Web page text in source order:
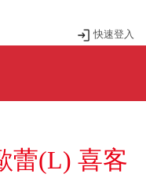
快速登入
蕾(L) 喜客